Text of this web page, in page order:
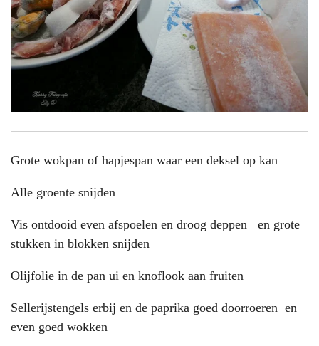
Grote wokpan of hapjespan waar een deksel op kan
Alle groente snijden
Vis ontdooid even afspoelen en droog deppen en grote
stukken in blokken snijden
Olijfolie in de pan ui en knoflook aan fruiten
Sellerijstengels erbij en de paprika goed doorroeren en
even goed wokken